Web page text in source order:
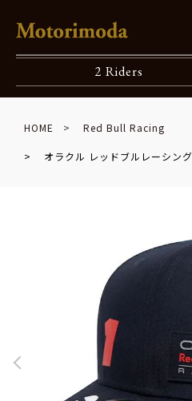
2 Riders
HOME Red Bull Racing
オラクル レッドブルレーシン